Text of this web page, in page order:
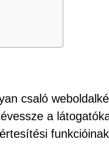
csaló
a